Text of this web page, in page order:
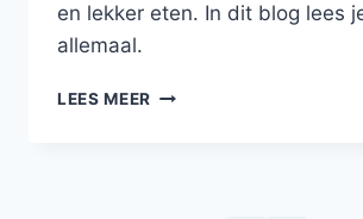
en lekker eten. In dit blog lees
allemaal.
LEES MEER RONDREIS